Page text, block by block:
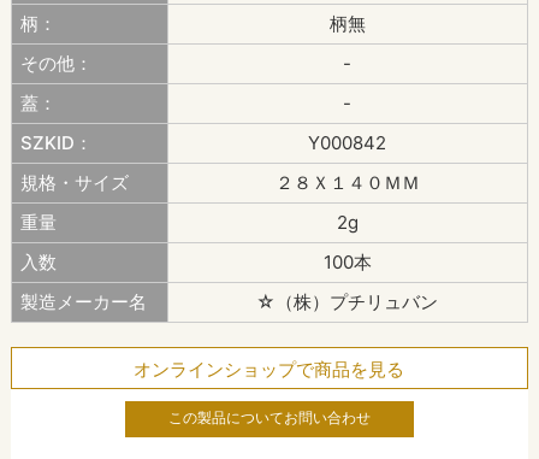
柄：
柄無
その他：
-
蓋：
-
SZKID：
Y000842
規格・サイズ
２８Ｘ１４０ＭＭ
重量
2g
入数
100本
製造メーカー名
☆（株）プチリュバン
オンラインショップで商品を見る
この製品についてお問い合わせ